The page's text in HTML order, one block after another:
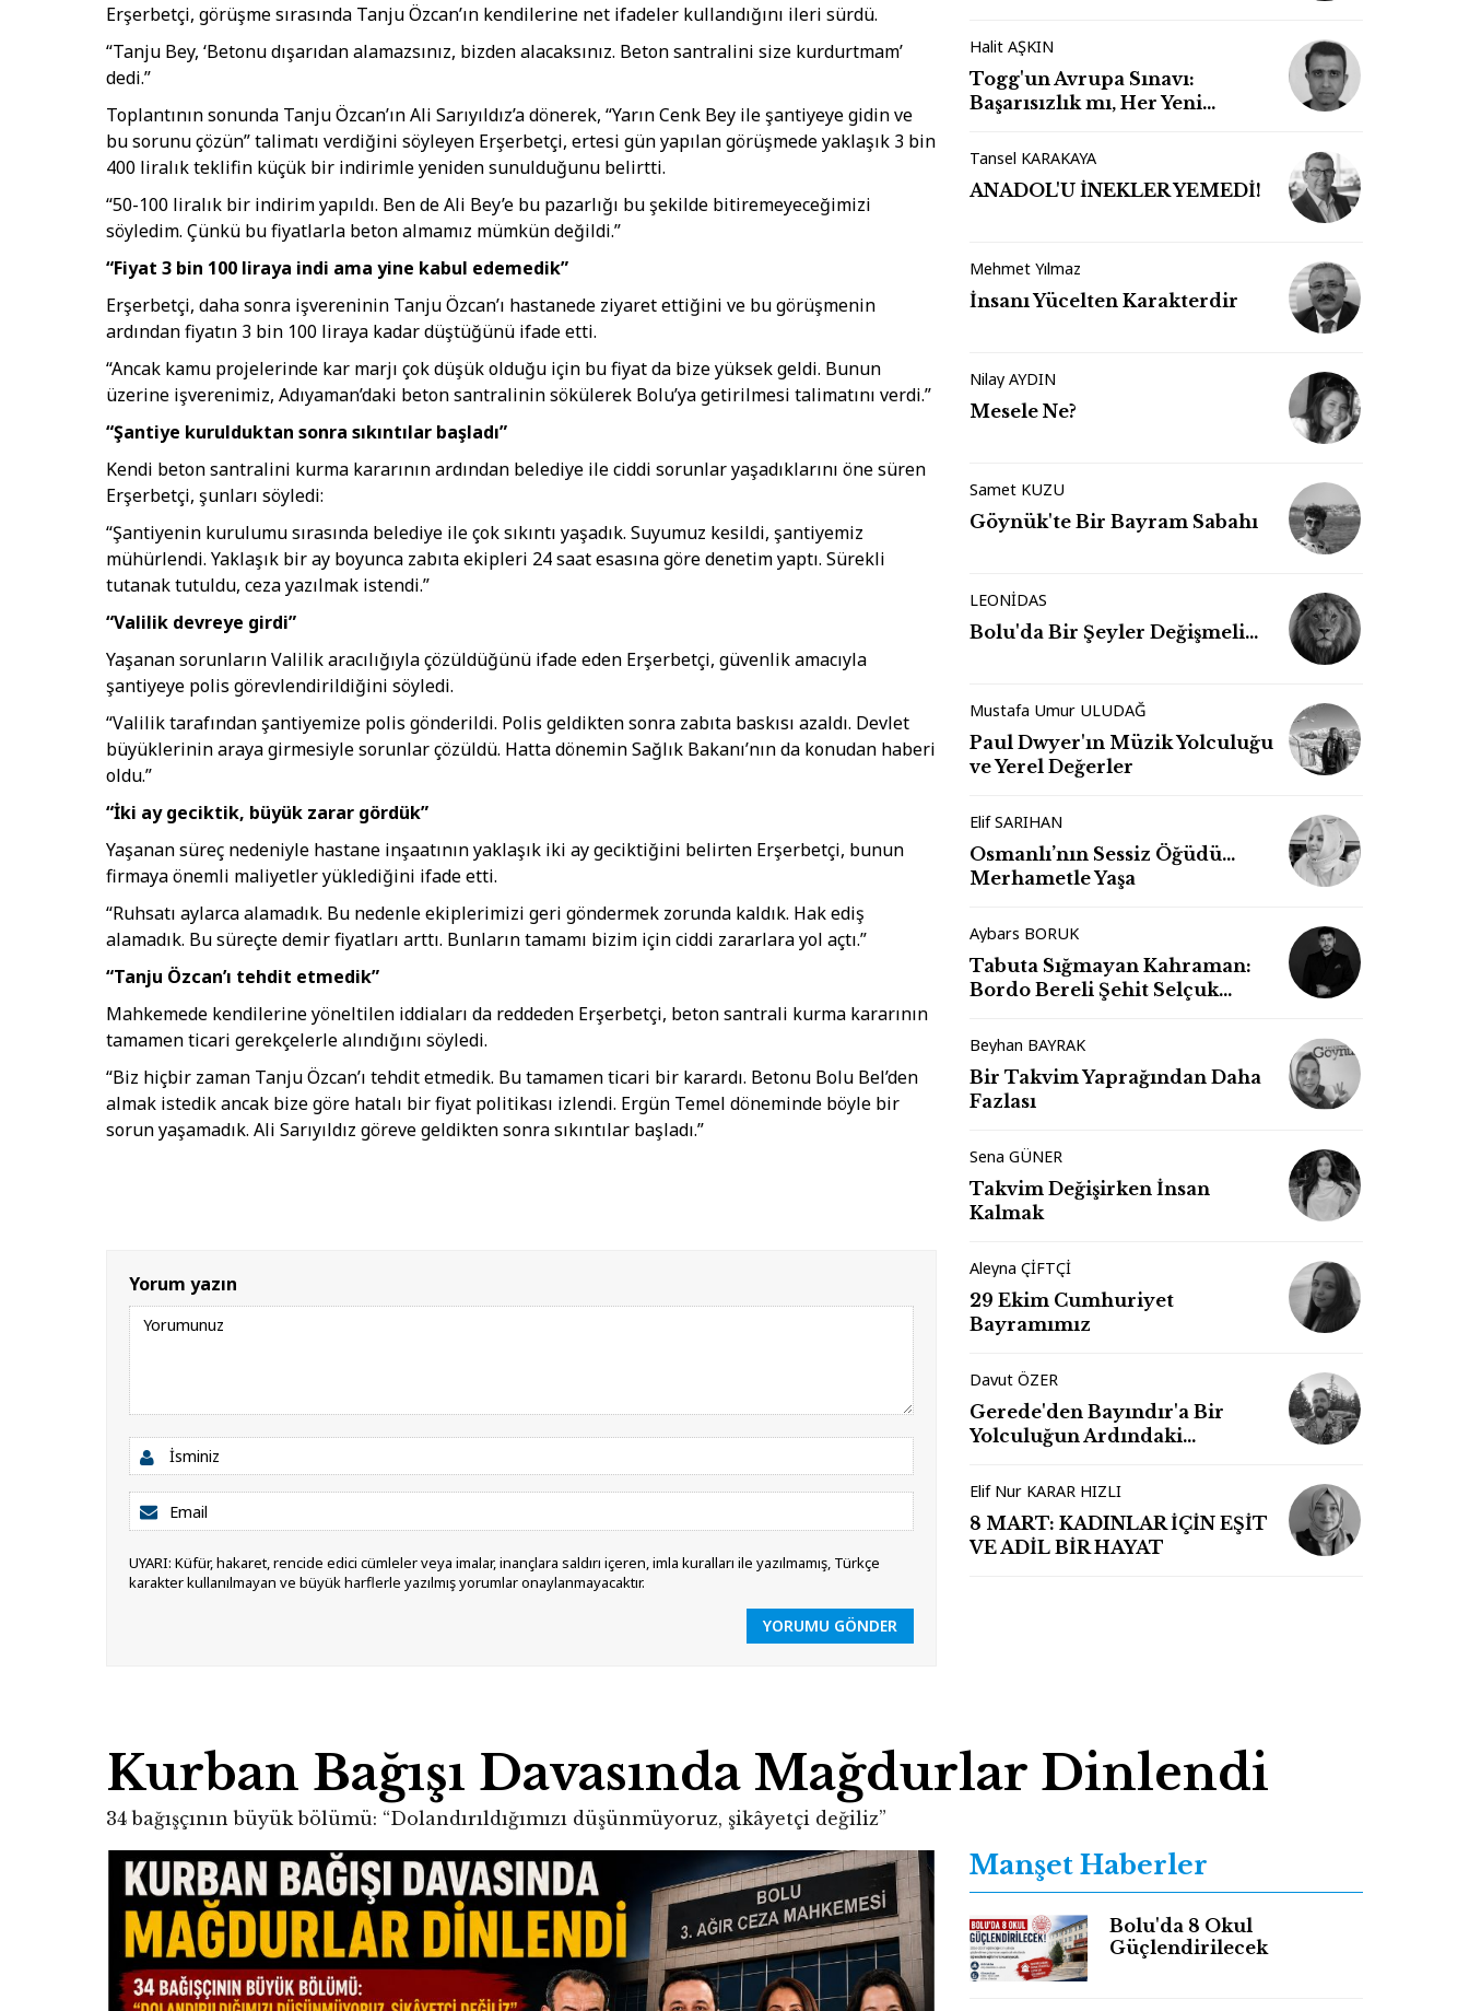
Erşerbetçi, görüşme sırasında Tanju Özcan’ın kendilerine net ifadeler kullandığını ileri sürdü.
“Tanju Bey, ‘Betonu dışarıdan alamazsınız, bizden alacaksınız. Beton santralini size kurdurtmam’
dedi.”
Toplantının sonunda Tanju Özcan’ın Ali Sarıyıldız’a dönerek, “Yarın Cenk Bey ile şantiyeye gidin ve
bu sorunu çözün” talimatı verdiğini söyleyen Erşerbetçi, ertesi gün yapılan görüşmede yaklaşık 3 bin
400 liralık teklifin küçük bir indirimle yeniden sunulduğunu belirtti.
“50-100 liralık bir indirim yapıldı. Ben de Ali Bey’e bu pazarlığı bu şekilde bitiremeyeceğimizi
söyledim. Çünkü bu fiyatlarla beton almamız mümkün değildi.”
“Fiyat 3 bin 100 liraya indi ama yine kabul edemedik”
Erşerbetçi, daha sonra işvereninin Tanju Özcan’ı hastanede ziyaret ettiğini ve bu görüşmenin
ardından fiyatın 3 bin 100 liraya kadar düştüğünü ifade etti.
“Ancak kamu projelerinde kar marjı çok düşük olduğu için bu fiyat da bize yüksek geldi. Bunun
üzerine işverenimiz, Adıyaman’daki beton santralinin sökülerek Bolu’ya getirilmesi talimatını verdi.”
“Şantiye kurulduktan sonra sıkıntılar başladı”
Kendi beton santralini kurma kararının ardından belediye ile ciddi sorunlar yaşadıklarını öne süren
Erşerbetçi, şunları söyledi:
“Şantiyenin kurulumu sırasında belediye ile çok sıkıntı yaşadık. Suyumuz kesildi, şantiyemiz
mühürlendi. Yaklaşık bir ay boyunca zabıta ekipleri 24 saat esasına göre denetim yaptı. Sürekli
tutanak tutuldu, ceza yazılmak istendi.”
“Valilik devreye girdi”
Yaşanan sorunların Valilik aracılığıyla çözüldüğünü ifade eden Erşerbetçi, güvenlik amacıyla
şantiyeye polis görevlendirildiğini söyledi.
“Valilik tarafından şantiyemize polis gönderildi. Polis geldikten sonra zabıta baskısı azaldı. Devlet
büyüklerinin araya girmesiyle sorunlar çözüldü. Hatta dönemin Sağlık Bakanı’nın da konudan haberi
oldu.”
“İki ay geciktik, büyük zarar gördük”
Yaşanan süreç nedeniyle hastane inşaatının yaklaşık iki ay geciktiğini belirten Erşerbetçi, bunun
firmaya önemli maliyetler yüklediğini ifade etti.
“Ruhsatı aylarca alamadık. Bu nedenle ekiplerimizi geri göndermek zorunda kaldık. Hak ediş
alamadık. Bu süreçte demir fiyatları arttı. Bunların tamamı bizim için ciddi zararlara yol açtı.”
“Tanju Özcan’ı tehdit etmedik”
Mahkemede kendilerine yöneltilen iddiaları da reddeden Erşerbetçi, beton santrali kurma kararının
tamamen ticari gerekçelerle alındığını söyledi.
“Biz hiçbir zaman Tanju Özcan’ı tehdit etmedik. Bu tamamen ticari bir karardı. Betonu Bolu Bel’den
almak istedik ancak bize göre hatalı bir fiyat politikası izlendi. Ergün Temel döneminde böyle bir
sorun yaşamadık. Ali Sarıyıldız göreve geldikten sonra sıkıntılar başladı.”
Yorum yazın
UYARI: Küfür, hakaret, rencide edici cümleler veya imalar, inançlara saldırı içeren, imla kuralları ile yazılmamış, Türkçe
karakter kullanılmayan ve büyük harflerle yazılmış yorumlar onaylanmayacaktır.
YORUMU GÖNDER
Halit AŞKIN
Togg'un Avrupa Sınavı:
Başarısızlık mı, Her Yeni
Tansel KARAKAYA
ANADOL'U İNEKLER YEMEDİ!
Mehmet Yılmaz
İnsanı Yücelten Karakterdir
Nilay AYDIN
Mesele Ne?
Samet KUZU
Göynük'te Bir Bayram Sabahı
LEONİDAS
Bolu'da Bir Şeyler Değişmeli…
Mustafa Umur ULUDAĞ
Paul Dwyer'ın Müzik Yolculuğu
ve Yerel Değerler
Elif SARIHAN
Osmanlı’nın Sessiz Öğüdü…
Merhametle Yaşa
Aybars BORUK
Tabuta Sığmayan Kahraman:
Bordo Bereli Şehit Selçuk
Beyhan BAYRAK
Bir Takvim Yaprağından Daha
Fazlası
Sena GÜNER
Takvim Değişirken İnsan
Kalmak
Aleyna ÇİFTÇİ
29 Ekim Cumhuriyet
Bayramımız
Davut ÖZER
Gerede'den Bayındır'a Bir
Yolculuğun Ardındaki
Elif Nur KARAR HIZLI
8 MART: KADINLAR İÇİN EŞİT
VE ADİL BİR HAYAT
Kurban Bağışı Davasında Mağdurlar Dinlendi
34 bağışçının büyük bölümü: “Dolandırıldığımızı düşünmüyoruz, şikâyetçi değiliz”
Manşet Haberler
Bolu'da 8 Okul
Güçlendirilecek